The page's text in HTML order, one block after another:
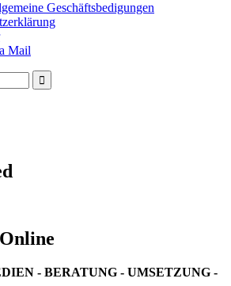
Geschäftsbedigungen
Mail
- BERATUNG - UMSETZUNG -